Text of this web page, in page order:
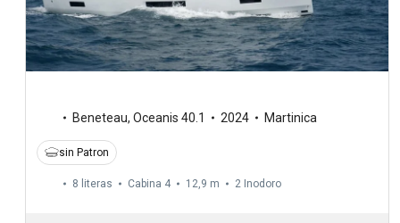
Beneteau, Oceanis 40.1 2024 Martinica
sin Patron
8 literas Cabina 4 12,9 m 2 Inodoro